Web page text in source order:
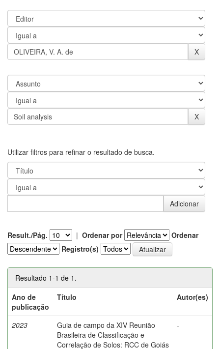
Utilizar filtros para refinar o resultado de busca.
Result./Pág. | Ordenar por
Ordenar
Registro(s)
Resultado 1-1 de 1.
Ano de
publicação
Título Autor(es)
2023
Guia de campo da XIV Reunião
Brasileira de Classificação e
Correlação de Solos: RCC de Goiás
-